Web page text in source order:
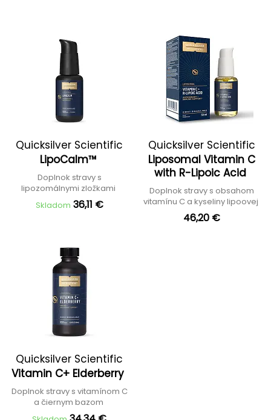
Quicksilver Scientific
LipoCalm™
Doplnok stravy s
lipozomálnymi zložkami
Skladom 36,11 €
Quicksilver Scientific
Liposomal Vitamin C
with R-Lipoic Acid
Doplnok stravy s obsahom
vitamínu C a kyseliny lipoovej
46,20 €
Quicksilver Scientific
Vitamin C+ Elderberry
Doplnok stravy s vitamínom C
a čiernym bazom